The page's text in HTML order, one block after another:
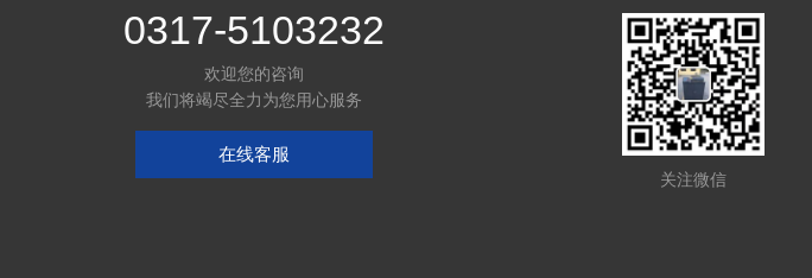
0317-5103232
欢迎您的咨询
我们将竭尽全力为您用心服务
在线客服
关注微信